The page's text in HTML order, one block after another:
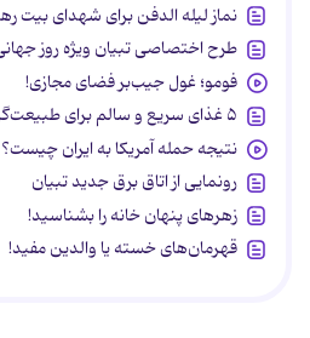
نماز لیله الدفن برای شهدای بیت
طرح اختصاصی تبیان ویژه روز
فومو؛ غول جیب‌بر فضای مجازی!
۵ غذای سریع و سالم برای طبیعت‌گردی
نتیجه حمله آمریکا به ایران چیست؟
رونمایی از اتاق برق جدید تبیان
زهرهای پنهان خانه را بشناسید!
قهرمان‌های خسته یا والدین مفید!